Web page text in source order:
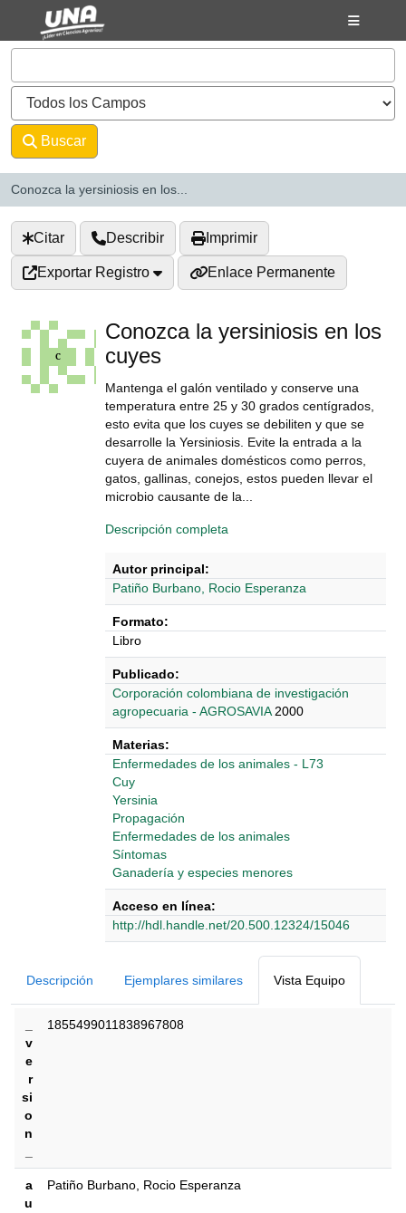
Saltar al contenido
VuFind
Buscar
Conozca la yersiniosis en los...
Citar Describir Imprimir
Exportar Registro Enlace Permanente
Conozca la yersiniosis en los
cuyes
Mantenga el galón ventilado y conserve una
temperatura entre 25 y 30 grados centígrados,
esto evita que los cuyes se debiliten y que se
desarrolle la Yersiniosis. Evite la entrada a la
cuyera de animales domésticos como perros,
gatos, gallinas, conejos, estos pueden llevar el
microbio causante de la...
Descripción completa
Autor principal:
Patiño Burbano, Rocio Esperanza
Formato:
Libro
Publicado:
‎‎Corporación colombiana de investigación
agropecuaria - AGROSAVIA 2000
Materias:
Enfermedades de los animales - L73
Cuy
Yersinia
Propagación
Enfermedades de los animales
Síntomas
Ganadería y especies menores
Acceso en línea:
http://hdl.handle.net/20.500.12324/15046
Descripción Ejemplares similares Vista Equipo
v
e
r
si
o
n
1855499011838967808
a
u
Patiño Burbano, Rocio Esperanza